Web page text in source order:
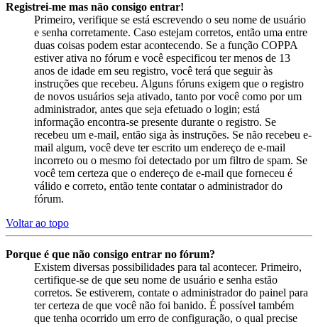
Registrei-me mas não consigo entrar!
Primeiro, verifique se está escrevendo o seu nome de usuário
e senha corretamente. Caso estejam corretos, então uma entre
duas coisas podem estar acontecendo. Se a função COPPA
estiver ativa no fórum e você especificou ter menos de 13
anos de idade em seu registro, você terá que seguir às
instruções que recebeu. Alguns fóruns exigem que o registro
de novos usuários seja ativado, tanto por você como por um
administrador, antes que seja efetuado o login; está
informação encontra-se presente durante o registro. Se
recebeu um e-mail, então siga às instruções. Se não recebeu e-
mail algum, você deve ter escrito um endereço de e-mail
incorreto ou o mesmo foi detectado por um filtro de spam. Se
você tem certeza que o endereço de e-mail que forneceu é
válido e correto, então tente contatar o administrador do
fórum.
Voltar ao topo
Porque é que não consigo entrar no fórum?
Existem diversas possibilidades para tal acontecer. Primeiro,
certifique-se de que seu nome de usuário e senha estão
corretos. Se estiverem, contate o administrador do painel para
ter certeza de que você não foi banido. É possível também
que tenha ocorrido um erro de configuração, o qual precise